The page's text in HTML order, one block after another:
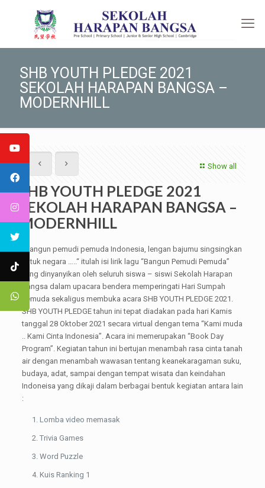
SHB YOUTH PLEDGE 2021
SEKOLAH HARAPAN BANGSA –
MODERNHILL
Show all
SHB YOUTH PLEDGE 2021
SEKOLAH HARAPAN BANGSA –
MODERNHILL
“Bangun pemudi pemuda Indonesia, lengan bajumu singsingkan
untuk negara …..“ itulah isi lirik lagu “Bangun Pemudi Pemuda”
yang dinyanyikan oleh seluruh siswa – siswi Sekolah Harapan
Bangsa dalam upacara bendera memperingati Hari Sumpah
Pemuda sekaligus membuka acara SHB YOUTH PLEDGE 2021.
SHB YOUTH PLEDGE tahun ini tepat diadakan pada hari Kamis
tanggal 28 Oktober 2021 secara virtual dengan tema “Kami muda
.. Kami Cinta Indonesia”. Acara ini memerupakan “Book Day
Program”. Kegiatan tahun ini bertujan menambah rasa cinta tanah
air dengan menambah wawasan tentang keanekaragaman suku,
budaya, adat, sampai dengan tempat wisata dan keindahan
Indoneisa yang dikaji dalam berbagai bentuk kegiatan antara lain
:
Lomba video memasak
Trivia Games
Word Puzzle
Kuis Ranking 1